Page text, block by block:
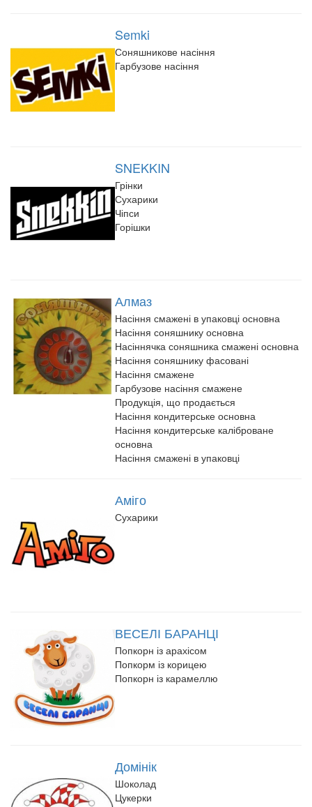
Semki
Соняшникове насіння
Гарбузове насіння
SNEKKIN
Грінки
Сухарики
Чіпси
Горішки
Алмаз
Насіння смажені в упаковці основна
Насіння соняшнику основна
Насіннячка соняшника смажені основна
Насіння соняшнику фасовані
Насіння смажене
Гарбузове насіння смажене
Продукція, що продається
Насіння кондитерське основна
Насіння кондитерське каліброване
основна
Насіння смажені в упаковці
Аміго
Сухарики
ВЕСЕЛІ БАРАНЦІ
Попкорн із арахісом
Попкорм із корицею
Попкорн із карамеллю
Домінік
Шоколад
Цукерки